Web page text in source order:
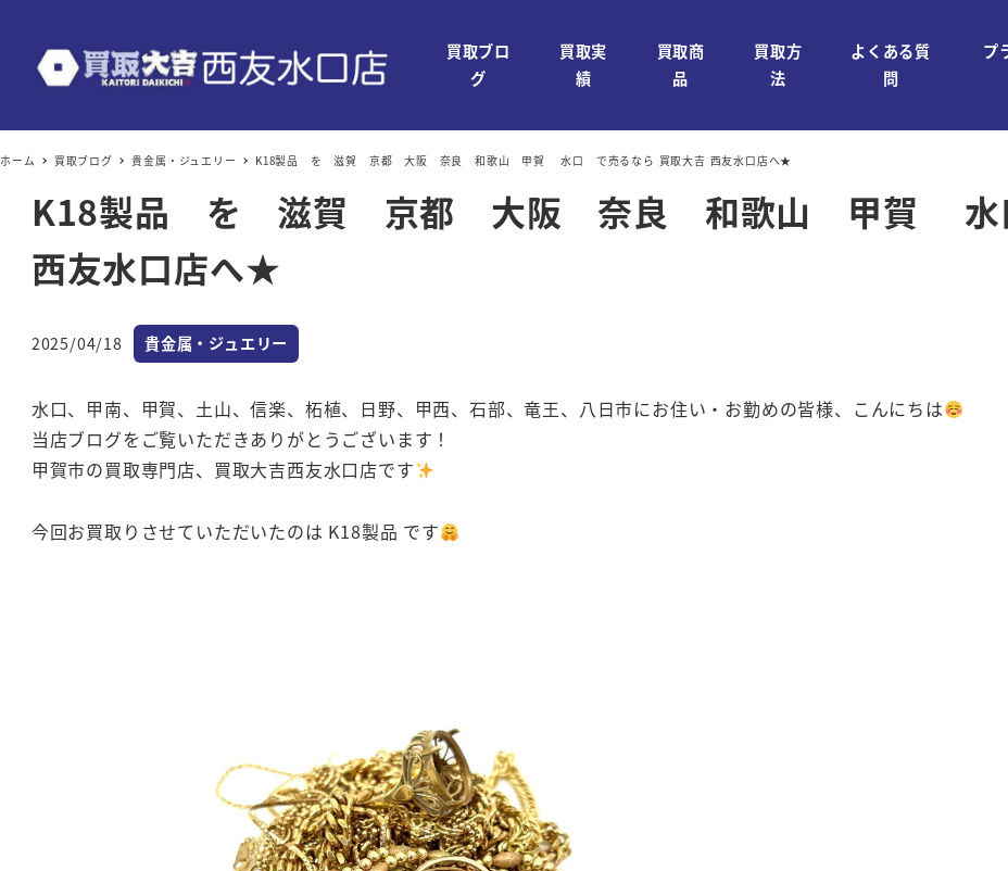
買取ブロ
グ
買取実
績
買取商
品
買取方
法
よくある質
問
プ
ホーム 買取ブログ 貴金属・ジュエリー K18製品 を 滋賀 京都 大阪 奈良 和歌山 甲賀 水口 で売るなら 買取大吉 西友水口店へ★
K18製品 を 滋賀 京都 大阪 奈良 和歌山 甲賀 水口
西友水口店へ★
投稿日
2025/04/18 カテゴリー
貴金属・ジュエリー
水口、甲南、甲賀、土山、信楽、柘植、日野、甲西、石部、竜王、八日市にお住い・お勤めの皆様、こんにちは
当店ブログをご覧いただきありがとうございます！
甲賀市の買取専門店、買取大吉西友水口店です
今回お買取りさせていただいたのは K18製品 です